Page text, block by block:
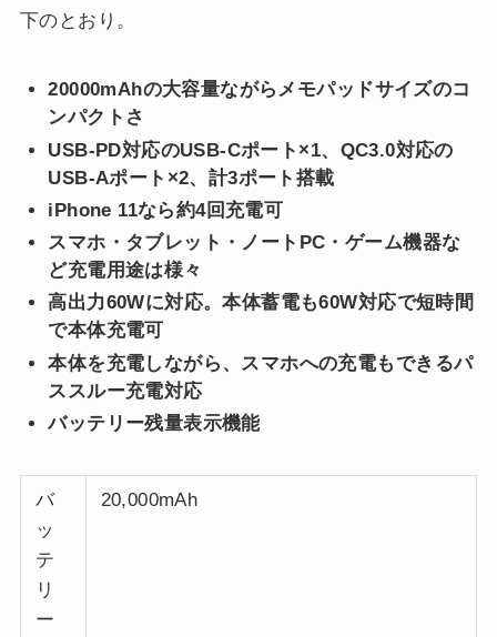
下のとおり。
20000mAhの大容量ながらメモパッドサイズのコ
ンパクトさ
USB-PD対応のUSB-Cポート×1、QC3.0対応の
USB-Aポート×2、計3ポート搭載
iPhone 11なら約4回充電可
スマホ・タブレット・ノートPC・ゲーム機器な
ど充電用途は様々
高出力60Wに対応。本体蓄電も60W対応で短時間
で本体充電可
本体を充電しながら、スマホへの充電もできるパ
ススルー充電対応
バッテリー残量表示機能
バ
ッ
テ
リ
ー
20,000mAh